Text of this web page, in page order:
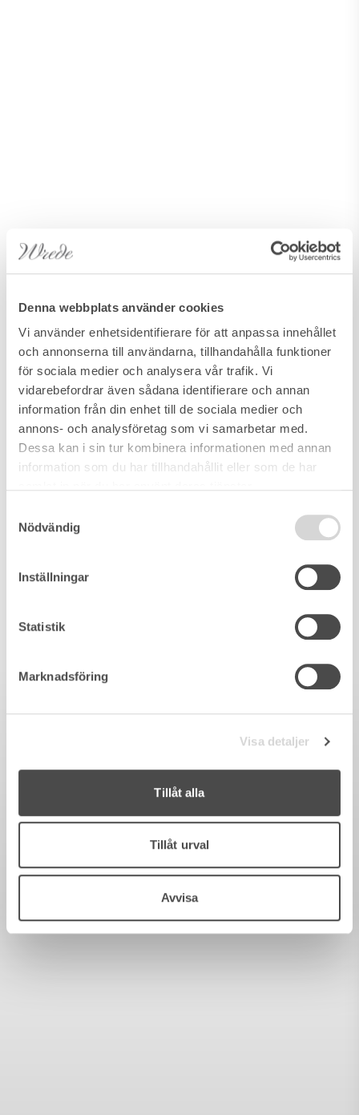
Denna webbplats använder cookies
Vi använder enhetsidentifierare för att anpassa innehållet
och annonserna till användarna, tillhandahålla funktioner
för sociala medier och analysera vår trafik. Vi
vidarebefordrar även sådana identifierare och annan
information från din enhet till de sociala medier och
annons- och analysföretag som vi samarbetar med.
Dessa kan i sin tur kombinera informationen med annan
information som du har tillhandahållit eller som de har
Nödvändig
Inställningar
Statistik
Marknadsföring
Visa detaljer
Tillåt alla
Tillåt urval
Avvisa